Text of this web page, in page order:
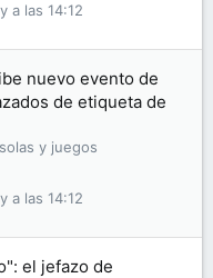
a las 14:12
nuevo evento de
de etiqueta de
y juegos
a las 14:12
el jefazo de